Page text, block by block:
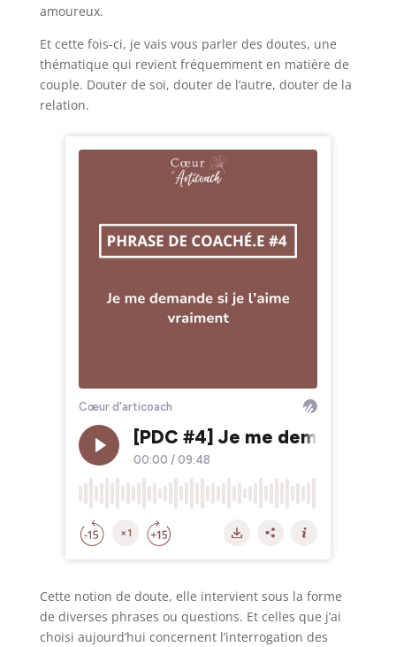
amoureux.
Et cette fois-ci, je vais vous parler des doutes, une
thématique qui revient fréquemment en matière de
couple. Douter de soi, douter de l’autre, douter de la
relation.
Cette notion de doute, elle intervient sous la forme
de diverses phrases ou questions. Et celles que j’ai
choisi aujourd’hui concernent l’interrogation des